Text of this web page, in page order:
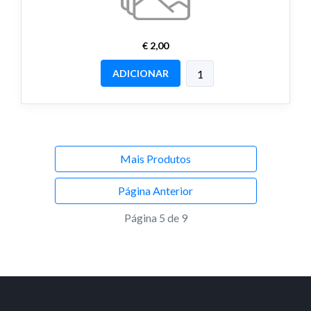
€ 2,00
ADICIONAR
Mais Produtos
Página Anterior
Página 5 de 9